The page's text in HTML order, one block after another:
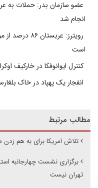
عضو سازمان بدر: حملات به
انجام شد
رویترز:
است
کنترل ایوانوفکا در خارکیف
انفجار یک پهپاد در خاک
مطالب مرتبط
تلاش امریکا برای به هم زدن
برگزاری نشست چهارجانبه
تهران نیست